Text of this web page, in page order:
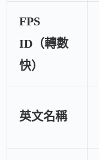
FPS
ID（轉數
快）
英文名稱